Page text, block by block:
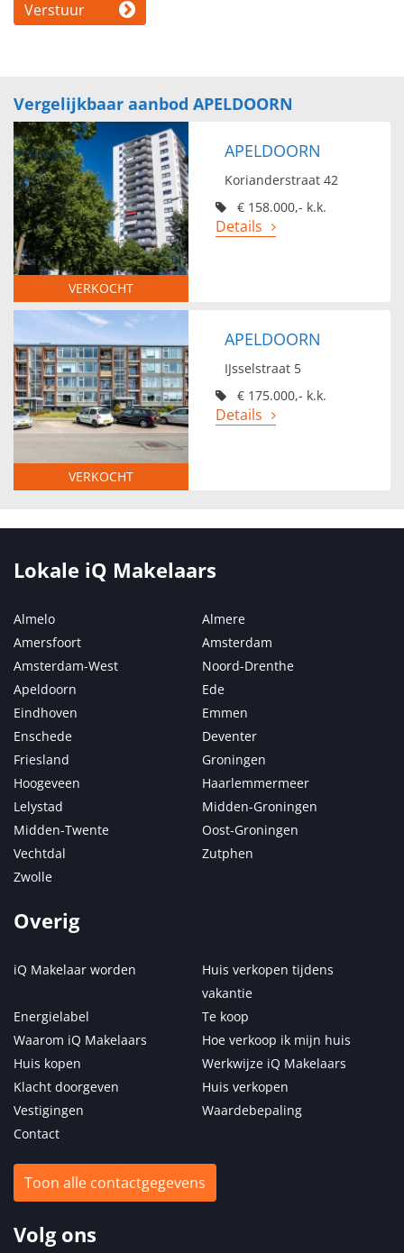
Verstuur
Vergelijkbaar aanbod APELDOORN
VERKOCHT
APELDOORN
Korianderstraat 42
€ 158.000,- k.k.
Details
VERKOCHT
APELDOORN
IJsselstraat 5
€ 175.000,- k.k.
Details
Lokale iQ Makelaars
Almelo
Almere
Amersfoort
Amsterdam
Amsterdam-West
Noord-Drenthe
Apeldoorn
Ede
Eindhoven
Emmen
Enschede
Deventer
Friesland
Groningen
Hoogeveen
Haarlemmermeer
Lelystad
Midden-Groningen
Midden-Twente
Oost-Groningen
Vechtdal
Zutphen
Zwolle
Overig
iQ Makelaar worden
Huis verkopen tijdens
vakantie
Energielabel
Te koop
Waarom iQ Makelaars
Hoe verkoop ik mijn huis
Huis kopen
Werkwijze iQ Makelaars
Klacht doorgeven
Huis verkopen
Vestigingen
Waardebepaling
Contact
Toon alle contactgegevens
Volg ons